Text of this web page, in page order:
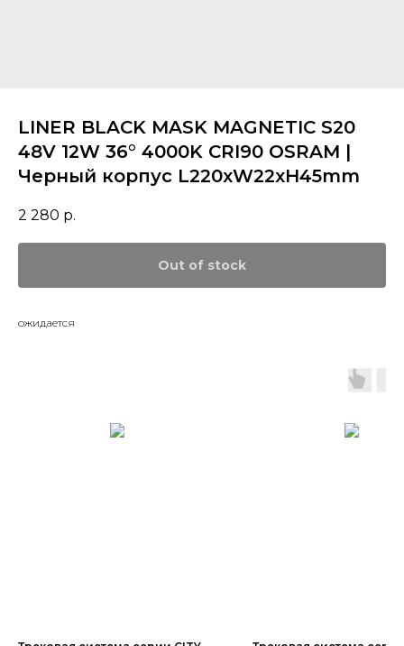
LINER BLACK MASK MAGNETIC S20
48V 12W 36° 4000K CRI90 OSRAM |
Черный корпус L220хW22хH45mm
2 280 р.
Out of stock
ожидается